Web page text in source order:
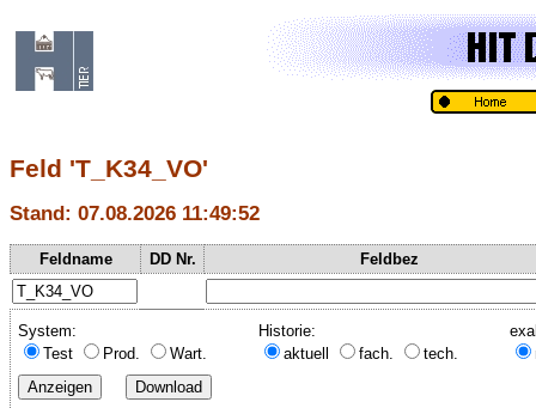
Feld 'T_K34_VO'
Stand: 07.08.2026 11:49:52
Feldname DD Nr. Feldbez
System:
Test
Prod. Wart.
Historie:
aktuell
fach. tech.